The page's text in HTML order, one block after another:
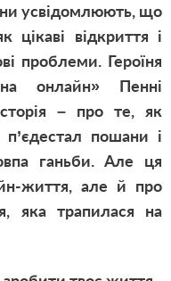
усвідомлюють, що
відкриття і
проблеми. Героїня
онлайн» Пенні
– про те, як
пошани і
ганьби. Але ця
життя, але й про
яка трапилася на